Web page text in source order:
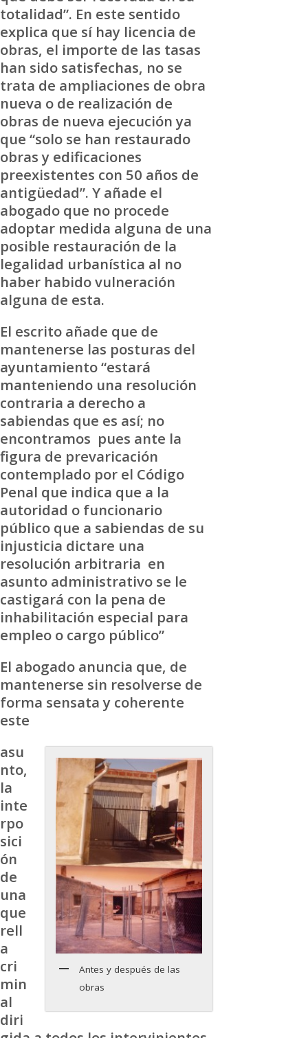
totalidad”. En este sentido
explica que sí hay licencia de
obras, el importe de las tasas
han sido satisfechas, no se
trata de ampliaciones de obra
nueva o de realización de
obras de nueva ejecución ya
que “solo se han restaurado
obras y edificaciones
preexistentes con 50 años de
antigüedad”. Y añade el
abogado que no procede
adoptar medida alguna de una
posible restauración de la
legalidad urbanística al no
haber habido vulneración
alguna de esta.
El escrito añade que de
mantenerse las posturas del
ayuntamiento “estará
manteniendo una resolución
contraria a derecho a
sabiendas que es así; no
encontramos pues ante la
figura de prevaricación
contemplado por el Código
Penal que indica que a la
autoridad o funcionario
público que a sabiendas de su
injusticia dictare una
resolución arbitraria en
asunto administrativo se le
castigará con la pena de
inhabilitación especial para
empleo o cargo público”
El abogado anuncia que, de
mantenerse sin resolverse de
forma sensata y coherente
este
Antes y después de las
obras
asu
nto,
la
inte
rpo
sici
ón
de
una
que
rell
a
cri
min
al
diri